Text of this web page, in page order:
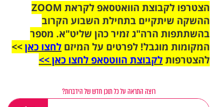
הצטרפו לקבוצת הוואטסאפ לקראת ZOOM
ההשקה שיתקיים בתחילת השבוע הקרוב
בהשתתפות הרה"ג זמיר כהן שליט"א. מספר
המקומות מוגבל! לפרטים על המיזם לחצו כאן>>
להצטרפותלקבוצת הווטסאפ לחצו כאן >>
רוצה התראה על כל תוכן חדש של הידברות?